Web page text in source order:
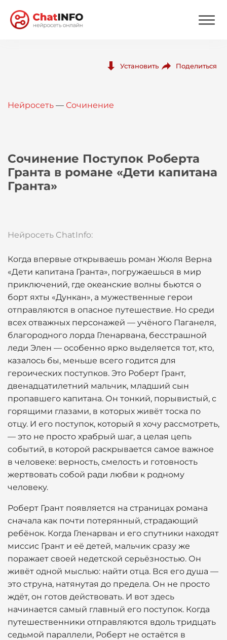
Вход
Установить Поделиться
Нейросеть — Сочинение
Сочинение Поступок Роберта
Гранта в романе «Дети капитана
Гранта»
Нейросеть ChatInfo:
Когда впервые открываешь роман Жюля Верна
«Дети капитана Гранта», погружаешься в мир
приключений, где океанские волны бьются о
борт яхты «Дункан», а мужественные герои
отправляются в опасное путешествие. Но среди
всех отважных персонажей — учёного Паганеля,
благородного лорда Гленарвана, бесстрашной
леди Элен — особенно ярко выделяется тот, кто,
казалось бы, меньше всего годится для
героических поступков. Это Роберт Грант,
двенадцатилетний мальчик, младший сын
пропавшего капитана. Он тонкий, порывистый, с
горящими глазами, в которых живёт тоска по
отцу. И его поступок, который я хочу рассмотреть,
— это не просто храбрый шаг, а целая цепь
событий, в которой раскрывается самое важное
в человеке: верность, смелость и готовность
жертвовать собой ради любви к родному
человеку.
Роберт Грант появляется на страницах романа
сначала как почти потерянный, страдающий
ребёнок. Когда Гленарван и его спутники находят
миссис Грант и её детей, мальчик сразу же
поражает своей недетской серьёзностью. Он
живёт одной мыслью: найти отца. Вся его душа —
это струна, натянутая до предела. Он не просто
ждёт, он готов действовать. И вот здесь
начинается самый главный его поступок. Когда
путешественники отправляются вдоль тридцать
седьмой параллели, Роберт не остаётся в